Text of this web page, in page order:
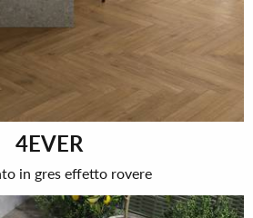
4EVER
in gres effetto rovere